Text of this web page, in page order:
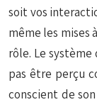
soit vos
même les mises
rôle. Le
pas être perçu
conscient de